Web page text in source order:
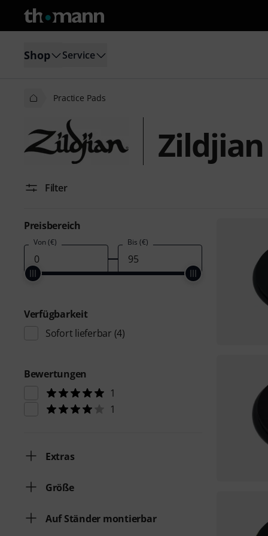
Shop Service
Practice Pads
Filter
Preisbereich
Von (€) Bis (€)
Verfügbarkeit
Sofort lieferbar (4)
Bewertungen
1
1
Extras
Größe
Auf Ständer montierbar